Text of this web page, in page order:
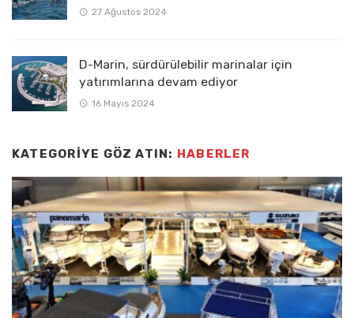
27 Ağustos 2024
D-Marin, sürdürülebilir marinalar için
yatırımlarına devam ediyor
16 Mayıs 2024
KATEGORIYE GÖZ ATIN: HABERLER